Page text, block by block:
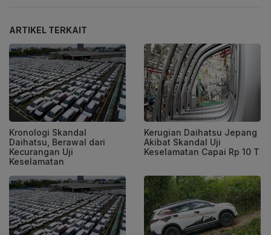
ARTIKEL TERKAIT
Kronologi Skandal
Daihatsu, Berawal dari
Kecurangan Uji
Keselamatan
Kerugian Daihatsu Jepang
Akibat Skandal Uji
Keselamatan Capai Rp 10 T